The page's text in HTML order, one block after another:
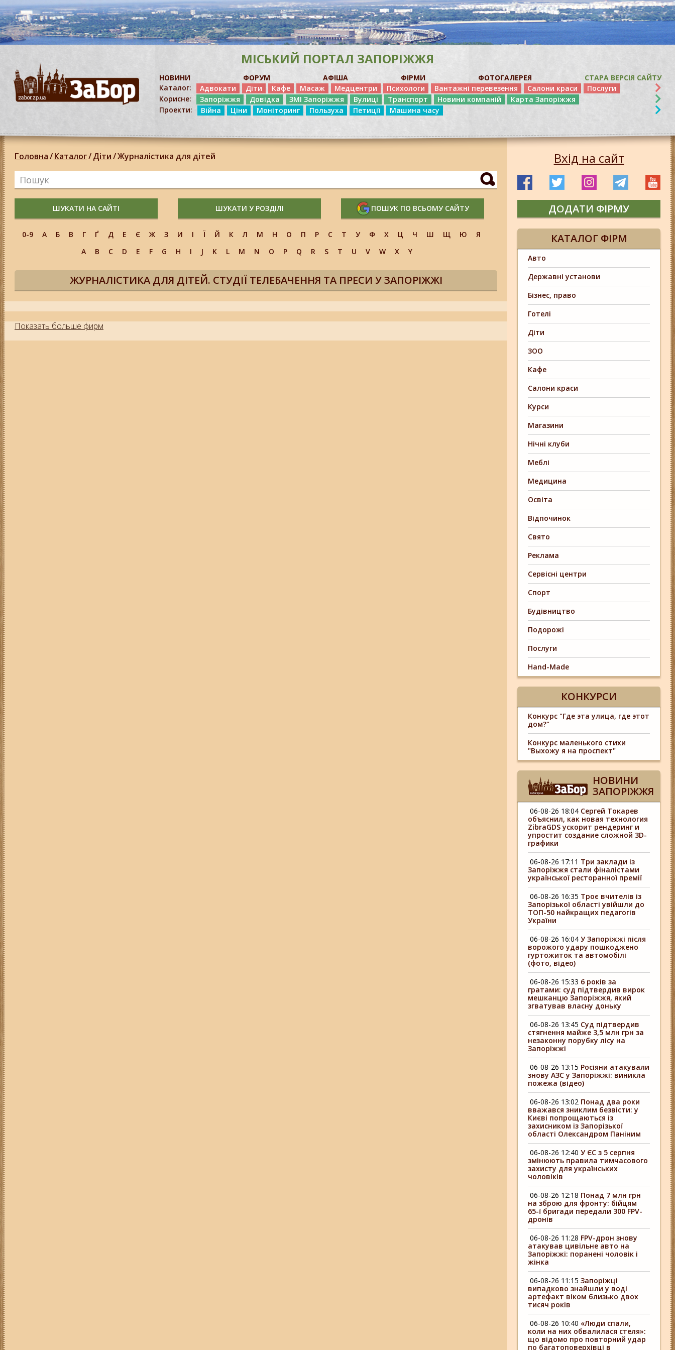
МІСЬКИЙ ПОРТАЛ ЗАПОРІЖЖЯ
НОВИНИ ФОРУМ АФІША ФІРМИ ФОТОГАЛЕРЕЯ
СТАРА ВЕРСІЯ САЙТУ
Каталог:
Адвокати Діти Кафе Масаж Медцентри Психологи Вантажні перевезення Салони краси
Послуги
Корисне:
Запоріжжя Довідка ЗМІ Запоріжжя Вулиці Транспорт Новини компаній
Карта Запоріжжя
Проекти:
Війна Ціни Моніторинг Пользуха Петиції Машина часу
Головна/Каталог/Діти/Журналістика для дітей
ШУКАТИ НА САЙТІ ШУКАТИ У РОЗДІЛІ ПОШУК ПО ВСЬОМУ САЙТУ
0-9 А Б В Г Ґ Д Е Є Ж З И І Ї Й К Л М Н О П Р С Т У Ф Х Ц Ч Ш Щ Ю
Я
A
B C D E F G H I J K L M N O P Q R S T U V W X Y
ЖУРНАЛІСТИКА ДЛЯ ДІТЕЙ. СТУДІЇ ТЕЛЕБАЧЕННЯ ТА ПРЕСИ У ЗАПОРІЖЖІ
Показать больше фирм
Вхід на сайт
ДОДАТИ ФІРМУ
КАТАЛОГ ФІРМ
Авто
Державні установи
Бізнес, право
Готелі
Діти
ЗОО
Кафе
Салони краси
Курси
Магазини
Нічні клуби
Меблі
Медицина
Освіта
Відпочинок
Свято
Реклама
Сервісні центри
Спорт
Будівництво
Подорожі
Послуги
Hand-Made
КОНКУРСИ
Конкурс "Где эта улица, где этот
дом?"
Конкурс маленького стихи
"Выхожу я на проспект"
НОВИНИ
ЗАПОРІЖЖЯ
06-08-26 18:04 Сергей Токарев
объяснил, как новая технология
ZibraGDS ускорит рендеринг и
упростит создание сложной 3D-
графики
06-08-26 17:11 Три заклади із
Запоріжжя стали фіналістами
української ресторанної премії
06-08-26 16:35 Троє вчителів із
Запорізької області увійшли до
ТОП-50 найкращих педагогів
України
06-08-26 16:04 У Запоріжжі після
ворожого удару пошкоджено
гуртожиток та автомобілі
(фото, відео)
06-08-26 15:33 6 років за
гратами: суд підтвердив вирок
мешканцю Запоріжжя, який
згватував власну доньку
06-08-26 13:45 Суд підтвердив
стягнення майже 3,5 млн грн за
незаконну порубку лісу на
Запоріжжі
06-08-26 13:15 Росіяни атакували
знову АЗС у Запоріжжі: виникла
пожежа (відео)
06-08-26 13:02 Понад два роки
вважався зниклим безвісти: у
Києві попрощаються із
захисником із Запорізької
області Олександром Паніним
06-08-26 12:40 У ЄС з 5 серпня
змінюють правила тимчасового
захисту для українських
чоловіків
06-08-26 12:18 Понад 7 млн грн
на зброю для фронту: бійцям
65-ї бригади передали 300 FPV-
дронів
06-08-26 11:28 FPV-дрон знову
атакував цивільне авто на
Запоріжжі: поранені чоловік і
жінка
06-08-26 11:15 Запоріжці
випадково знайшли у воді
артефакт віком близько двох
тисяч років
06-08-26 10:40 «Люди спали,
коли на них обвалилася стеля»:
що відомо про повторний удар
по багатоповерхівці в